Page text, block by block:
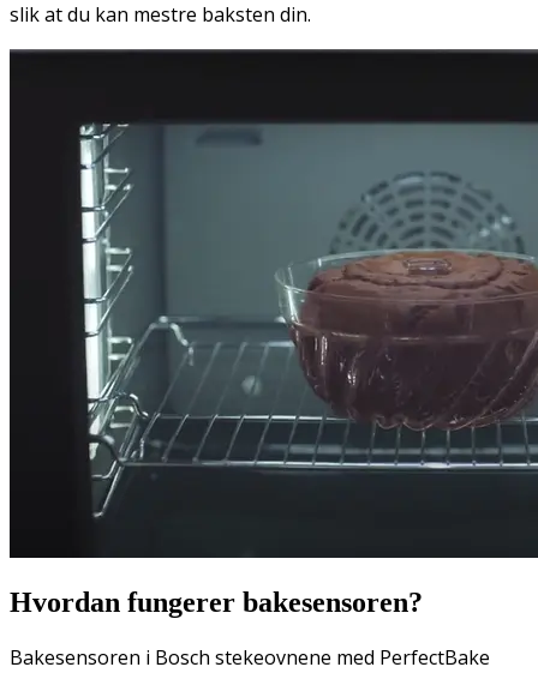
slik at du kan mestre baksten din.
Hvordan fungerer bakesensoren?
Bakesensoren i Bosch stekeovnene med PerfectBake